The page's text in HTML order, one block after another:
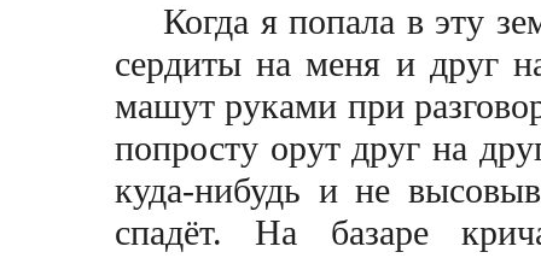
Когда я попала в эту
сердиты на меня и друг
машут руками при
попросту орут друг на
куда-нибудь и не
спадёт. На базаре